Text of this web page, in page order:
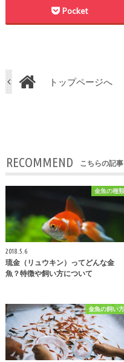
Pocket
トップページへ
RECOMMEND こちらの記事
金魚の種類
2018.5.6
琉金（リュウキン）ってどんな金
魚？特徴や飼い方について
金魚の飼い方